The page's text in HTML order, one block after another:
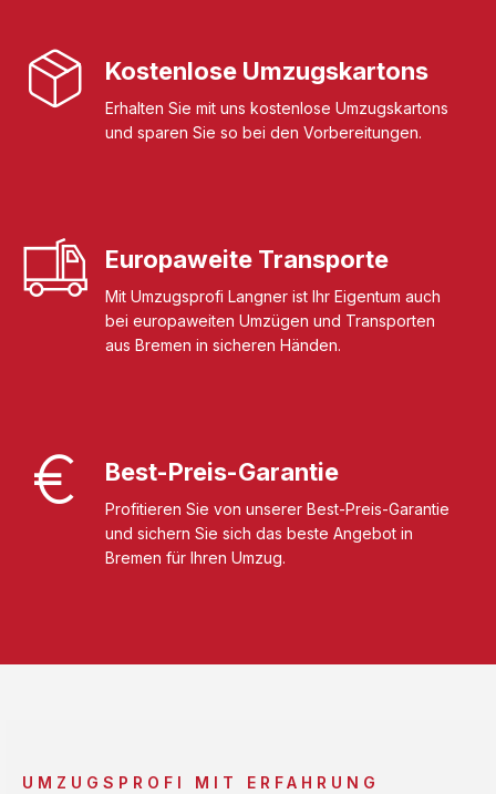
Kostenlose Umzugskartons
Erhalten Sie mit uns kostenlose Umzugskartons
und sparen Sie so bei den Vorbereitungen.
Europaweite Transporte
Mit Umzugsprofi Langner ist Ihr Eigentum auch
bei europaweiten Umzügen und Transporten
aus Bremen in sicheren Händen.
Best-Preis-Garantie
Profitieren Sie von unserer Best-Preis-Garantie
und sichern Sie sich das beste Angebot in
Bremen für Ihren Umzug.
UMZUGSPROFI MIT ERFAHRUNG